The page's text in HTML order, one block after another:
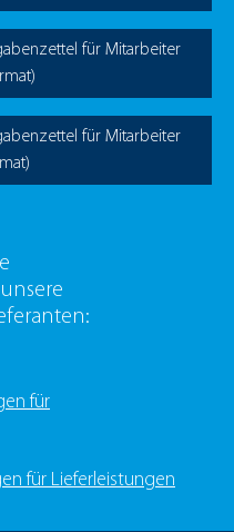
für Mitarbeiter
für Mitarbeiter
für
für Lieferleistungen